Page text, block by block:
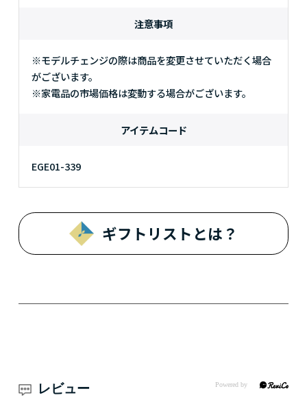
注意事項
※モデルチェンジの際は商品を変更させていただく場合
がございます。
※家電品の市場価格は変動する場合がございます。
アイテムコード
EGE01-339
ギフトリストとは？
レビュー